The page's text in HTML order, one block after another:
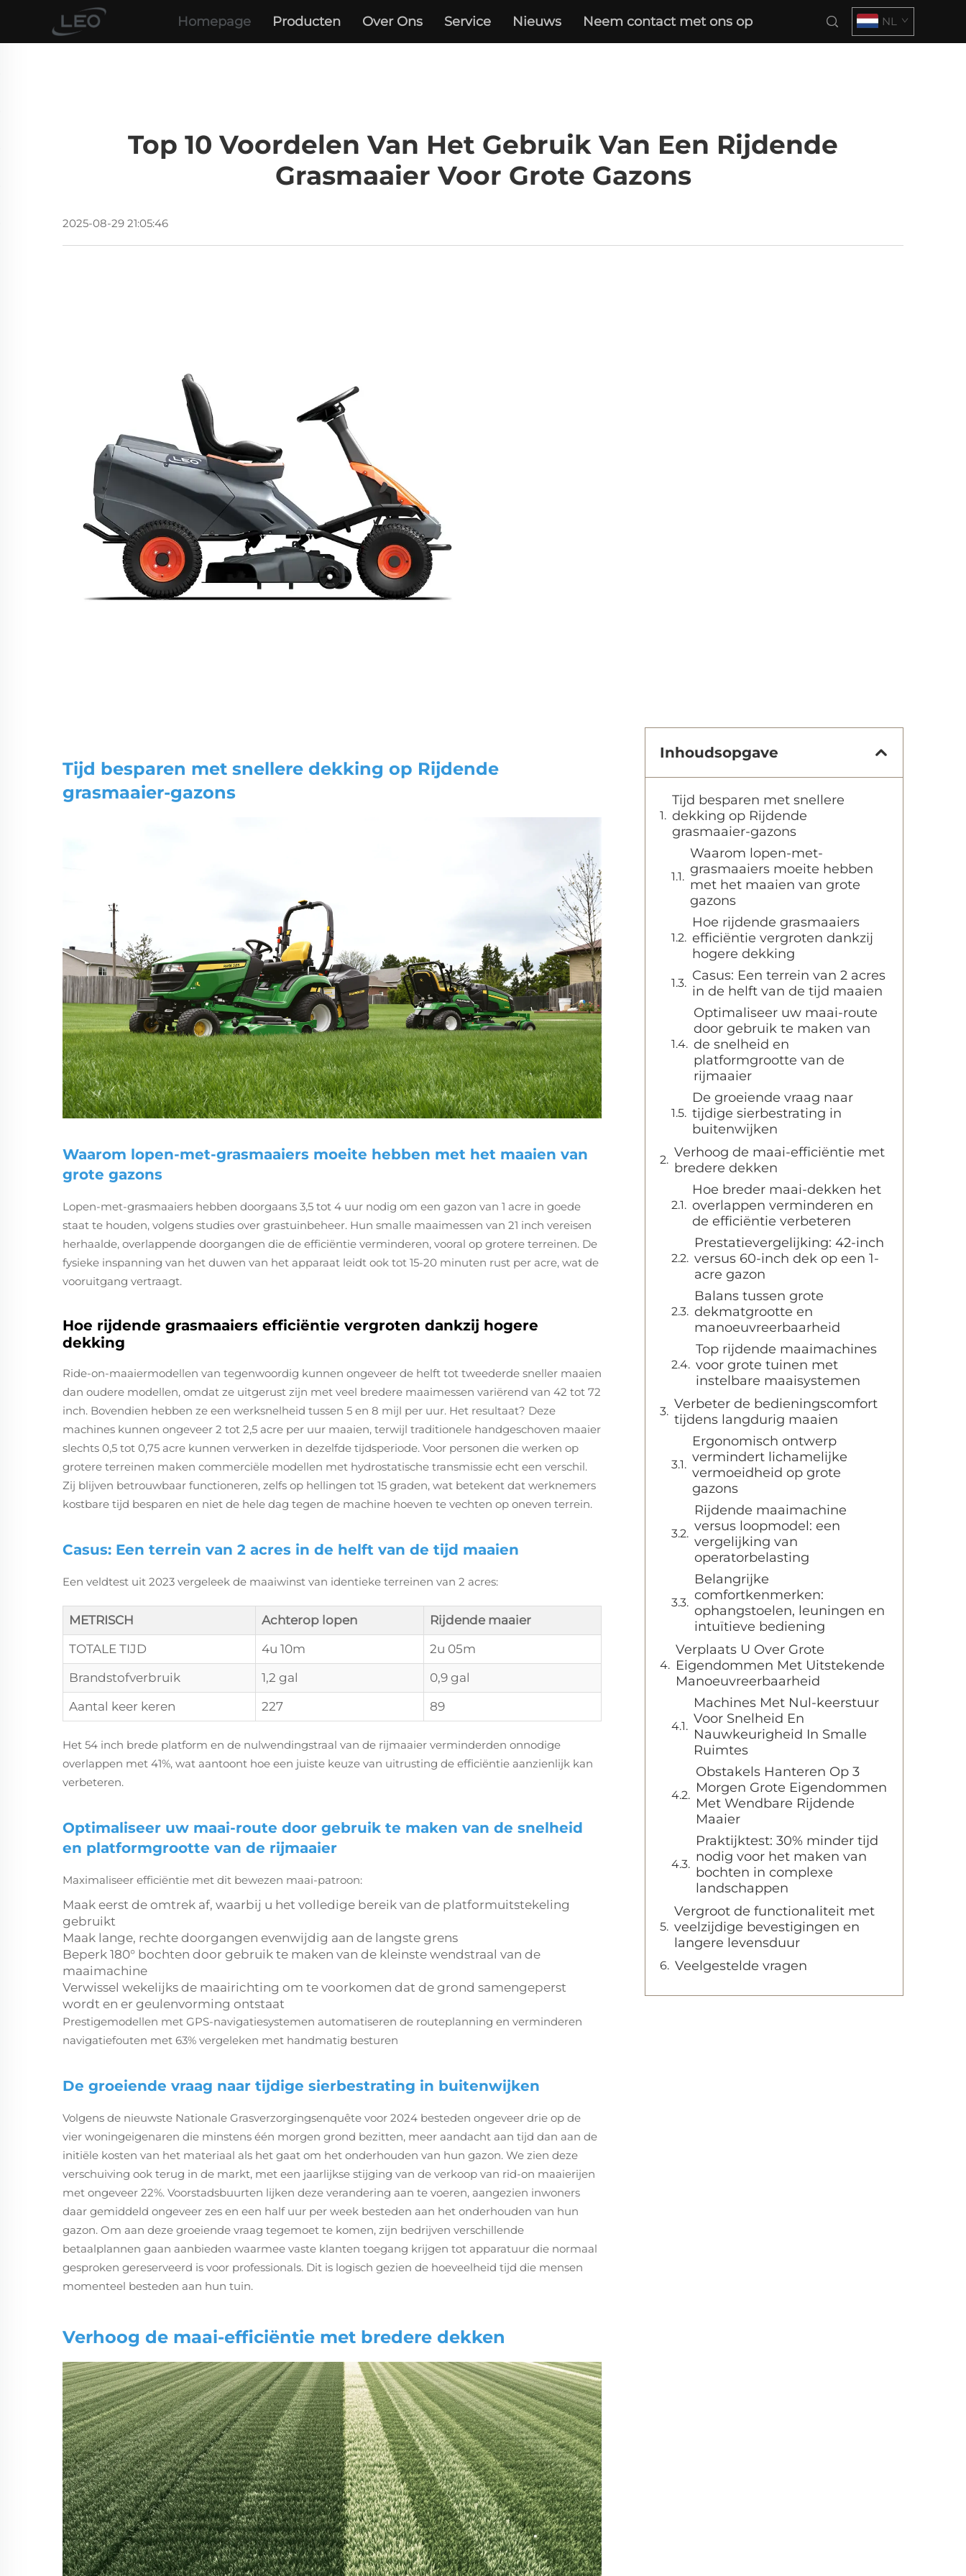
Homepage Producten Over Ons Service Nieuws Neem contact met ons op NL
Top 10 Voordelen Van Het Gebruik Van Een Rijdende
Grasmaaier Voor Grote Gazons
2025-08-29 21:05:46
Tijd besparen met snellere dekking op Rijdende
grasmaaier-gazons
Waarom lopen-met-grasmaaiers moeite hebben met het maaien van
grote gazons
Lopen-met-grasmaaiers hebben doorgaans 3,5 tot 4 uur nodig om een gazon van 1 acre in goede
staat te houden, volgens studies over grastuinbeheer. Hun smalle maaimessen van 21 inch vereisen
herhaalde, overlappende doorgangen die de efficiëntie verminderen, vooral op grotere terreinen. De
fysieke inspanning van het duwen van het apparaat leidt ook tot 15-20 minuten rust per acre, wat de
vooruitgang vertraagt.
Hoe rijdende grasmaaiers efficiëntie vergroten dankzij hogere
dekking
Ride-on-maaiermodellen van tegenwoordig kunnen ongeveer de helft tot tweederde sneller maaien
dan oudere modellen, omdat ze uitgerust zijn met veel bredere maaimessen variërend van 42 tot 72
inch. Bovendien hebben ze een werksnelheid tussen 5 en 8 mijl per uur. Het resultaat? Deze
machines kunnen ongeveer 2 tot 2,5 acre per uur maaien, terwijl traditionele handgeschoven maaier
slechts 0,5 tot 0,75 acre kunnen verwerken in dezelfde tijdsperiode. Voor personen die werken op
grotere terreinen maken commerciële modellen met hydrostatische transmissie echt een verschil.
Zij blijven betrouwbaar functioneren, zelfs op hellingen tot 15 graden, wat betekent dat werknemers
kostbare tijd besparen en niet de hele dag tegen de machine hoeven te vechten op oneven terrein.
Casus: Een terrein van 2 acres in de helft van de tijd maaien
Een veldtest uit 2023 vergeleek de maaiwinst van identieke terreinen van 2 acres:
METRISCH Achterop lopen
Rijdende maaier
TOTALE TIJD
4u 10m
2u 05m
Brandstofverbruik
1,2 gal
0,9 gal
Aantal keer keren
227 89
Het 54 inch brede platform en de nulwendingstraal van de rijmaaier verminderden onnodige
overlappen met 41%, wat aantoont hoe een juiste keuze van uitrusting de efficiëntie aanzienlijk kan
verbeteren.
Optimaliseer uw maai-route door gebruik te maken van de snelheid
en platformgrootte van de rijmaaier
Maximaliseer efficiëntie met dit bewezen maai-patroon:
Maak eerst de omtrek af, waarbij u het volledige bereik van de platformuitstekeling
gebruikt
Maak lange, rechte doorgangen evenwijdig aan de langste grens
Beperk 180° bochten door gebruik te maken van de kleinste wendstraal van de
maaimachine
Verwissel wekelijks de maairichting om te voorkomen dat de grond samengeperst
wordt en er geulenvorming ontstaat
Prestigemodellen met GPS-navigatiesystemen automatiseren de routeplanning en verminderen
navigatiefouten met 63% vergeleken met handmatig besturen
De groeiende vraag naar tijdige sierbestrating in buitenwijken
Volgens de nieuwste Nationale Grasverzorgingsenquête voor 2024 besteden ongeveer drie op de
vier woningeigenaren die minstens één morgen grond bezitten, meer aandacht aan tijd dan aan de
initiële kosten van het materiaal als het gaat om het onderhouden van hun gazon. We zien deze
verschuiving ook terug in de markt, met een jaarlijkse stijging van de verkoop van rid-on maaierijen
met ongeveer 22%. Voorstadsbuurten lijken deze verandering aan te voeren, aangezien inwoners
daar gemiddeld ongeveer zes en een half uur per week besteden aan het onderhouden van hun
gazon. Om aan deze groeiende vraag tegemoet te komen, zijn bedrijven verschillende
betaalplannen gaan aanbieden waarmee vaste klanten toegang krijgen tot apparatuur die normaal
gesproken gereserveerd is voor professionals. Dit is logisch gezien de hoeveelheid tijd die mensen
momenteel besteden aan hun tuin.
Verhoog de maai-efficiëntie met bredere dekken
Inhoudsopgave
Tijd besparen met snellere
dekking op Rijdende
grasmaaier-gazons
Waarom lopen-met-
grasmaaiers moeite hebben
met het maaien van grote
gazons
Hoe rijdende grasmaaiers
efficiëntie vergroten dankzij
hogere dekking
Casus: Een terrein van 2 acres
in de helft van de tijd maaien
Optimaliseer uw maai-route
door gebruik te maken van
de snelheid en
platformgrootte van de
rijmaaier
De groeiende vraag naar
tijdige sierbestrating in
buitenwijken
Verhoog de maai-efficiëntie met
bredere dekken
Hoe breder maai-dekken het
overlappen verminderen en
de efficiëntie verbeteren
Prestatievergelijking: 42-inch
versus 60-inch dek op een 1-
acre gazon
Balans tussen grote
dekmatgrootte en
manoeuvreerbaarheid
Top rijdende maaimachines
voor grote tuinen met
instelbare maaisystemen
Verbeter de bedieningscomfort
tijdens langdurig maaien
Ergonomisch ontwerp
vermindert lichamelijke
vermoeidheid op grote
gazons
Rijdende maaimachine
versus loopmodel: een
vergelijking van
operatorbelasting
Belangrijke
comfortkenmerken:
ophangstoelen, leuningen en
intuïtieve bediening
Verplaats U Over Grote
Eigendommen Met Uitstekende
Manoeuvreerbaarheid
Machines Met Nul-keerstuur
Voor Snelheid En
Nauwkeurigheid In Smalle
Ruimtes
Obstakels Hanteren Op 3
Morgen Grote Eigendommen
Met Wendbare Rijdende
Maaier
Praktijktest: 30% minder tijd
nodig voor het maken van
bochten in complexe
landschappen
Vergroot de functionaliteit met
veelzijdige bevestigingen en
langere levensduur
Veelgestelde vragen